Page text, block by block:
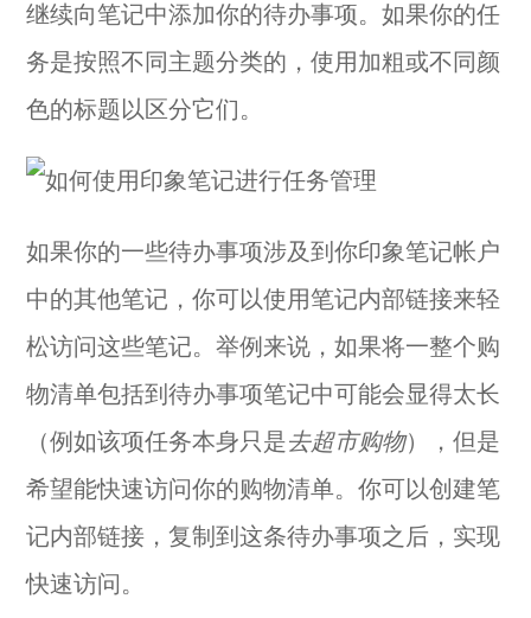
继续向笔记中添加你的待办事项。如果你的任
务是按照不同主题分类的，使用加粗或不同颜
色的标题以区分它们。
如果你的一些待办事项涉及到你印象笔记帐户
中的其他笔记，你可以使用笔记内部链接来轻
松访问这些笔记。举例来说，如果将一整个购
物清单包括到待办事项笔记中可能会显得太长
（例如该项任务本身只是去超市购物），但是
希望能快速访问你的购物清单。你可以创建笔
记内部链接，复制到这条待办事项之后，实现
快速访问。